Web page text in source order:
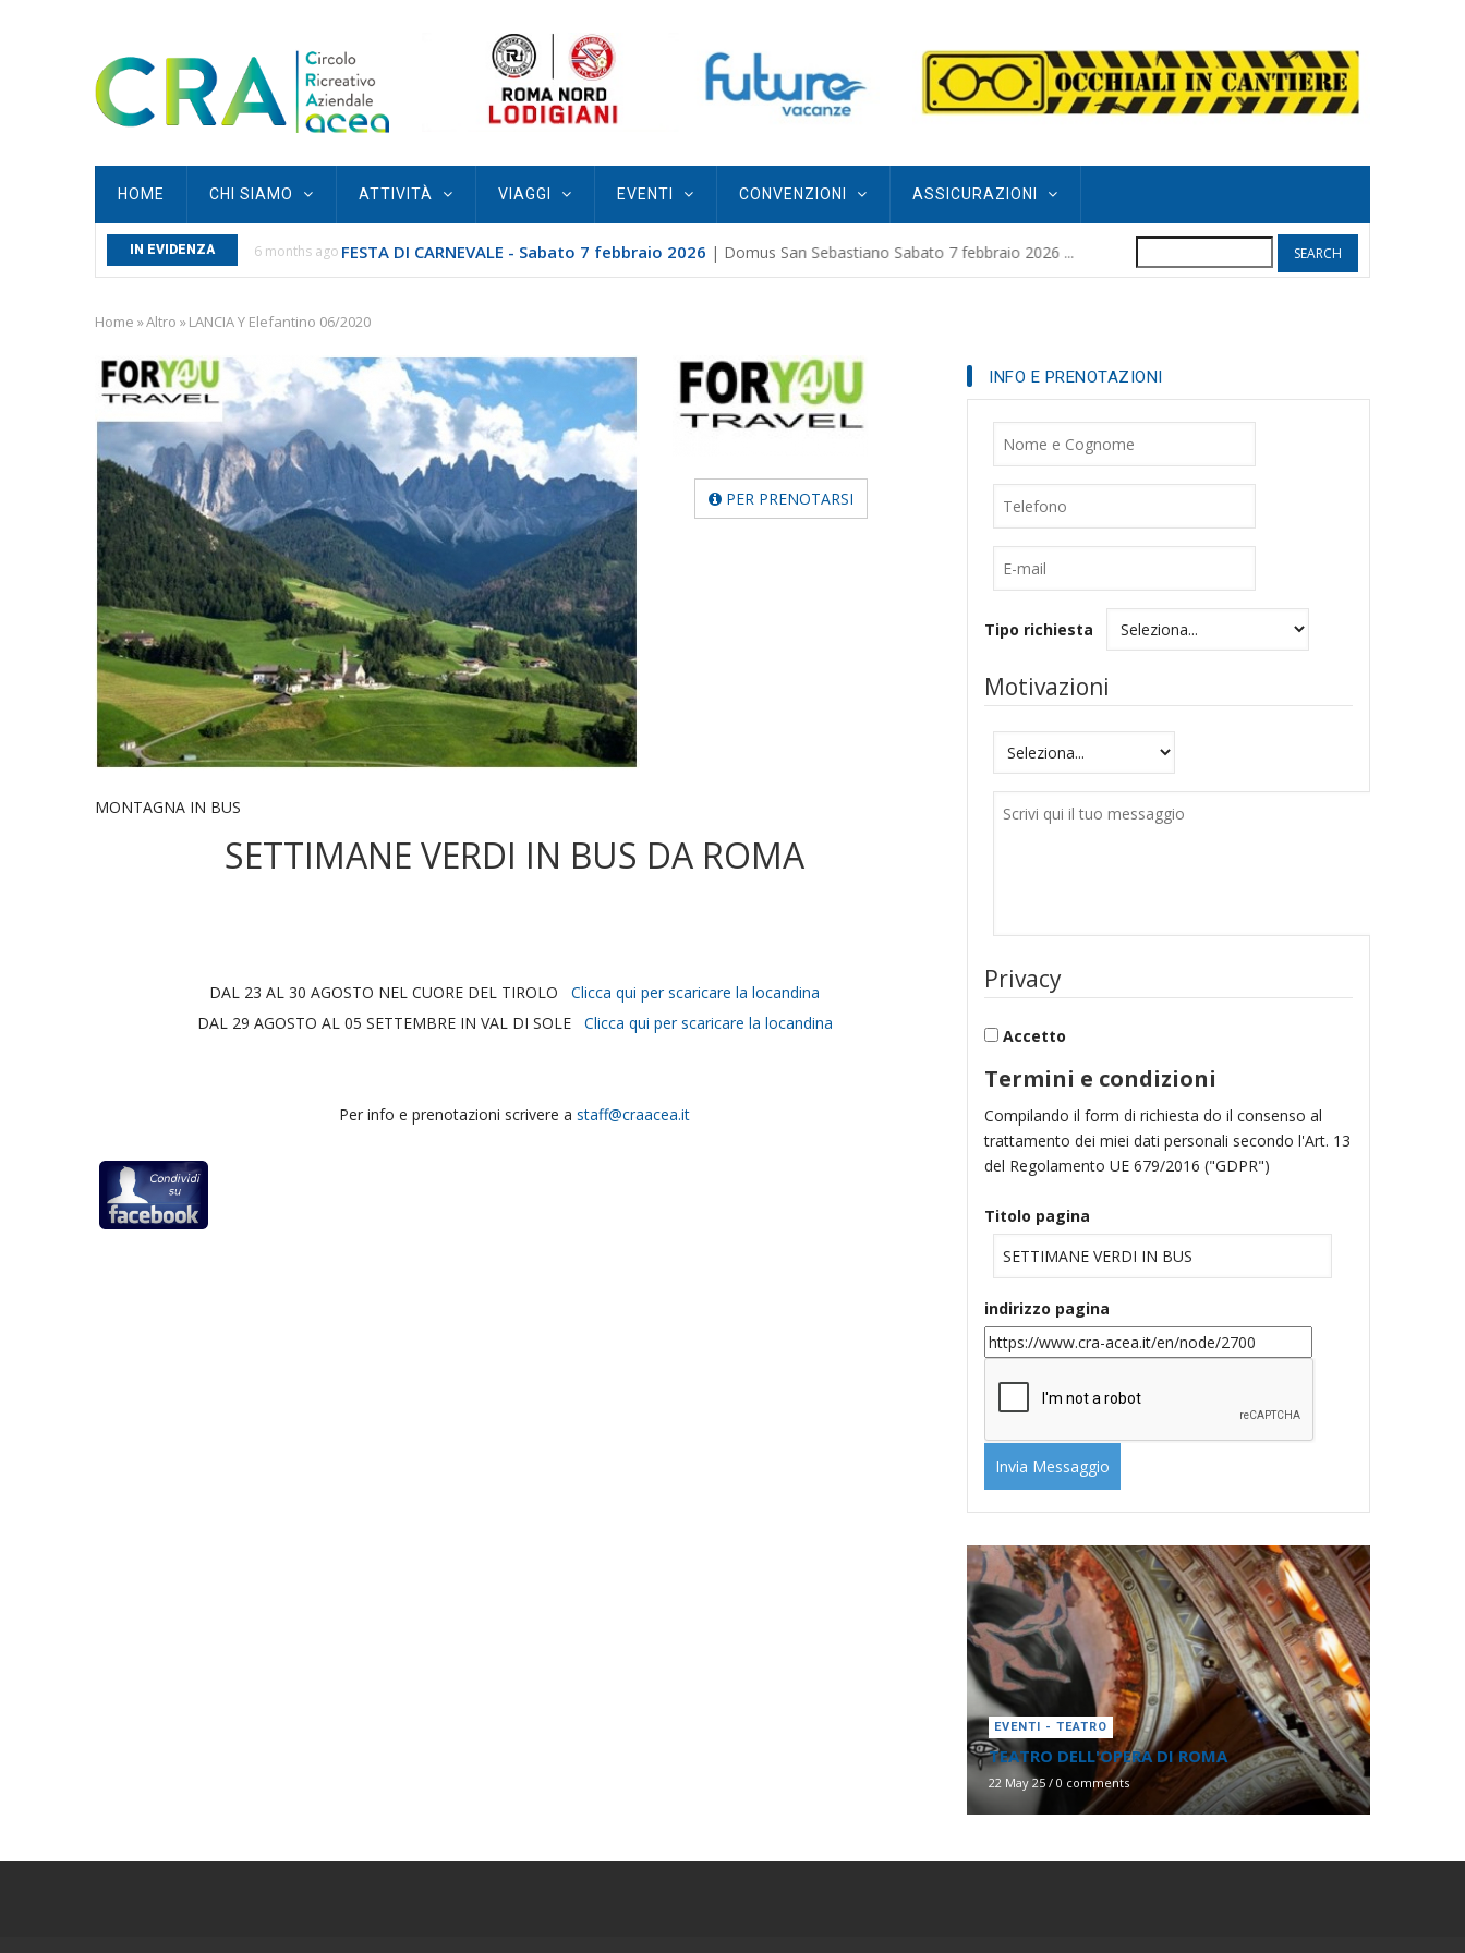
Main
navigation
HOME CHI SIAMO ATTIVITÀ VIAGGI EVENTI CONVENZIONI ASSICURAZIONI
IN EVIDENZA
SEBASTIANO... 6 months ago FESTA DI CARNEVALE - Sabato 7 febbraio 2026 | Domus San Sebastiano Sabato 7 febbraio 2026 ... 8 months agoPOGGIO GRIFO
Breadcrumb
Home »Altro »LANCIA Y Elefantino 06/2020
PER PRENOTARSI
MONTAGNA IN BUS
SETTIMANE VERDI IN BUS DA ROMA
DAL 23 AL 30 AGOSTO NEL CUORE DEL TIROLO Clicca qui per scaricare la locandina
DAL 29 AGOSTO AL 05 SETTEMBRE IN VAL DI SOLE Clicca qui per scaricare la locandina
Per info e prenotazioni scrivere a staff@craacea.it
INFO E PRENOTAZIONI
Nome
Telefono
Tipo richiesta
Motivazioni
Motivazioni
Messaggio
Privacy
Accetto
Termini e condizioni
Compilando il form di richiesta do il consenso al
trattamento dei miei dati personali secondo l'Art. 13
del Regolamento UE 679/2016 ("GDPR")
Titolo pagina
indirizzo pagina
EVENTI - TEATRO
TEATRO DELL'OPERA DI ROMA
22 May 25 / 0 comments